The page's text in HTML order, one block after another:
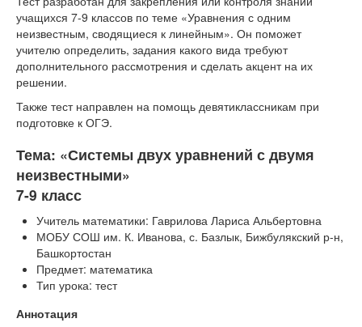
учащихся 7-9 классов по теме «Уравнения с одним
неизвестным, сводящиеся к линейным». Он поможет
учителю определить, задания какого вида требуют
дополнительного рассмотрения и сделать акцент на их
решении.
Также тест направлен на помощь девятиклассникам при
подготовке к ОГЭ.
Тема: «Системы двух уравнений с двумя
неизвестными»
7-9 класс
Учитель математики: Гаврилова Лариса Альбертовна
МОБУ СОШ им. К. Иванова, с. Базлык, Бижбулякский р-н,
Башкортостан
Предмет: математика
Тип урока: тест
Аннотация